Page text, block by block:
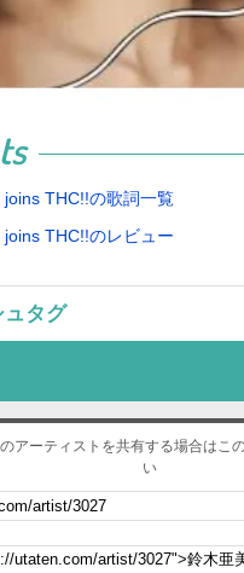
joins THC!!の歌詞一覧
joins THC!!のレビュー
ュタグ
アーティストを共有する場合はこ
い